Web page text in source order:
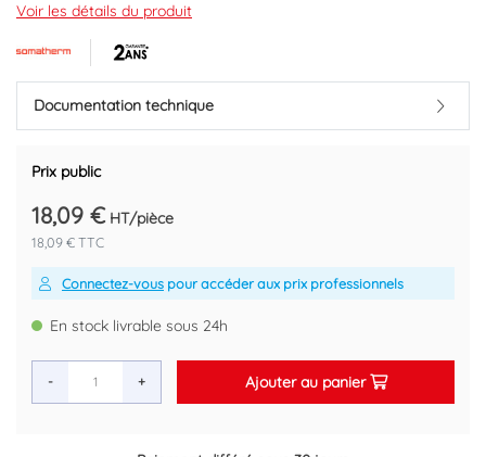
Brut
Marque : SOMATHERM
Code EAN : 3540731010451
Voir les détails du produit
Documentation technique
Prix public
18,09 € HT/pièce
18,09 € TTC
Connectez-vous pour accéder aux prix professionnels
En stock livrable sous 24h
- + Ajouter au panier